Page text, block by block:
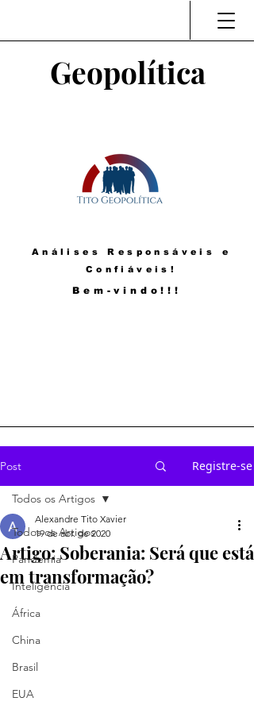
Geopolítica
Análises Responsáveis e
Confiáveis!
Bem-vindo!!!
Post Registre-se
Todos os Artigos
Pandemia
Inteligência
África
China
Brasil
EUA
Todos os Artigos
Artigo: Soberania: Será que está
em transformação?
Alexandre Tito Xavier
19 de abr. de 2020